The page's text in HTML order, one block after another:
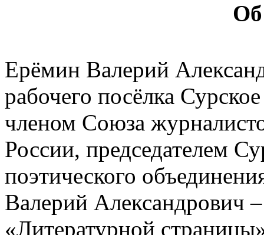
Об
Ерёмин Валерий
рабочего посёлка
членом Союза
России, председателем
поэтического
Валерий Александрович
«Литературной